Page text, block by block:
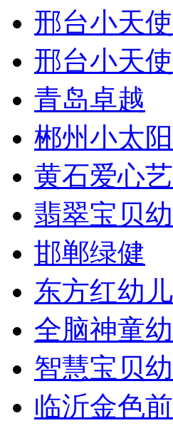
邢台小天使
邢台小天使
青岛卓越
郴州小太阳
黄石爱心
翡翠宝贝幼
邯郸绿健
东方红幼
全脑神童
智慧宝贝
临沂金色